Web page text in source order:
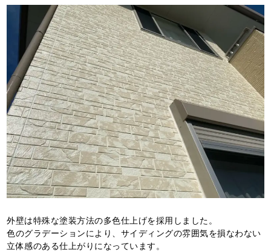
外壁は特殊な塗装方法の多色仕上げを採用しました。
色のグラデーションにより、サイディングの雰囲気を損なわない
立体感のある仕上がりになっています。